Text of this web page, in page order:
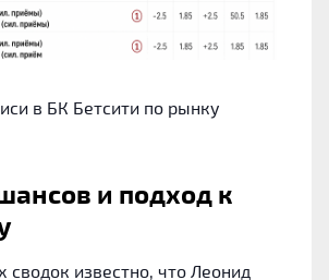
в БК Бетсити по рынку
и подход к
сводок известно, что Леонид